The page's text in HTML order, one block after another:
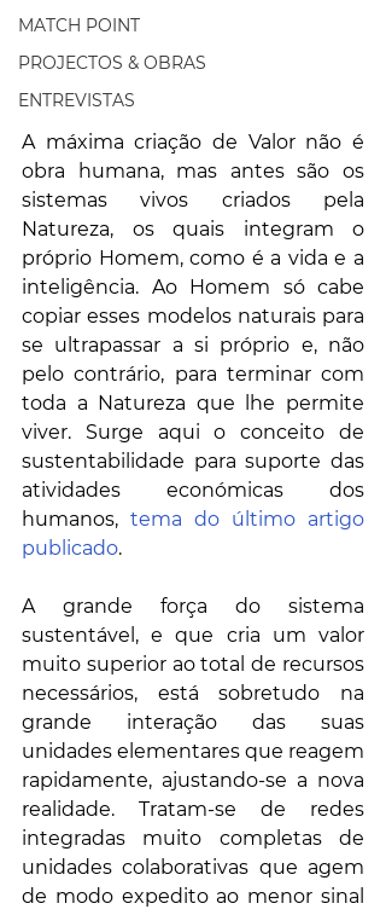
MATCH POINT
PROJECTOS & OBRAS
ENTREVISTAS
A máxima criação de Valor não é
obra humana, mas antes são os
sistemas vivos criados pela
Natureza, os quais integram o
próprio Homem, como é a vida e a
inteligência. Ao Homem só cabe
copiar esses modelos naturais para
se ultrapassar a si próprio e, não
pelo contrário, para terminar com
toda a Natureza que lhe permite
viver. Surge aqui o conceito de
sustentabilidade para suporte das
atividades económicas dos
humanos, tema do último artigo
publicado.
A grande força do sistema
sustentável, e que cria um valor
muito superior ao total de recursos
necessários, está sobretudo na
grande interação das suas
unidades elementares que reagem
rapidamente, ajustando-se a nova
realidade. Tratam-se de redes
integradas muito completas de
unidades colaborativas que agem
de modo expedito ao menor sinal